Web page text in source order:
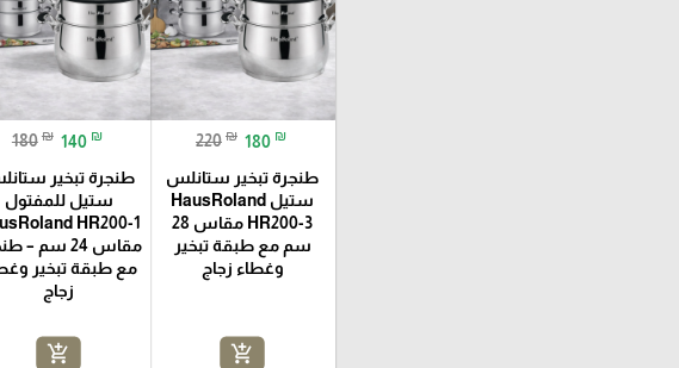
220 ₪ 180 ₪
طنجرة تبخير ستانلس
ستيل HausRoland
HR200-3 مقاس 28
سم مع طبقة تبخير
وغطاء زجاج
add_shopping_cart
180 ₪ 140 ₪
طنجرة تبخير
ستيل للمفتول
HR200-1
مقاس 24 سم –
مع طبقة تبخير
زجاج
add_shopping_cart